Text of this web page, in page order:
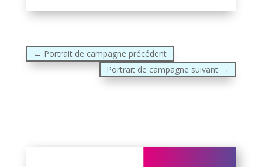
← Portrait de campagne précédent
Portrait de campagne suivant →